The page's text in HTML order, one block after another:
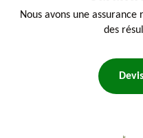
Nous avons une
des